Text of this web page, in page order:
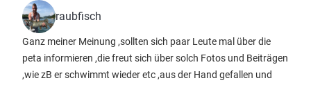
raubfisch
Ganz meiner Meinung ,sollten sich paar Leute mal über die
peta informieren ,die freut sich über solch Fotos und Beiträgen
,wie zB er schwimmt wieder etc ,aus der Hand gefallen und